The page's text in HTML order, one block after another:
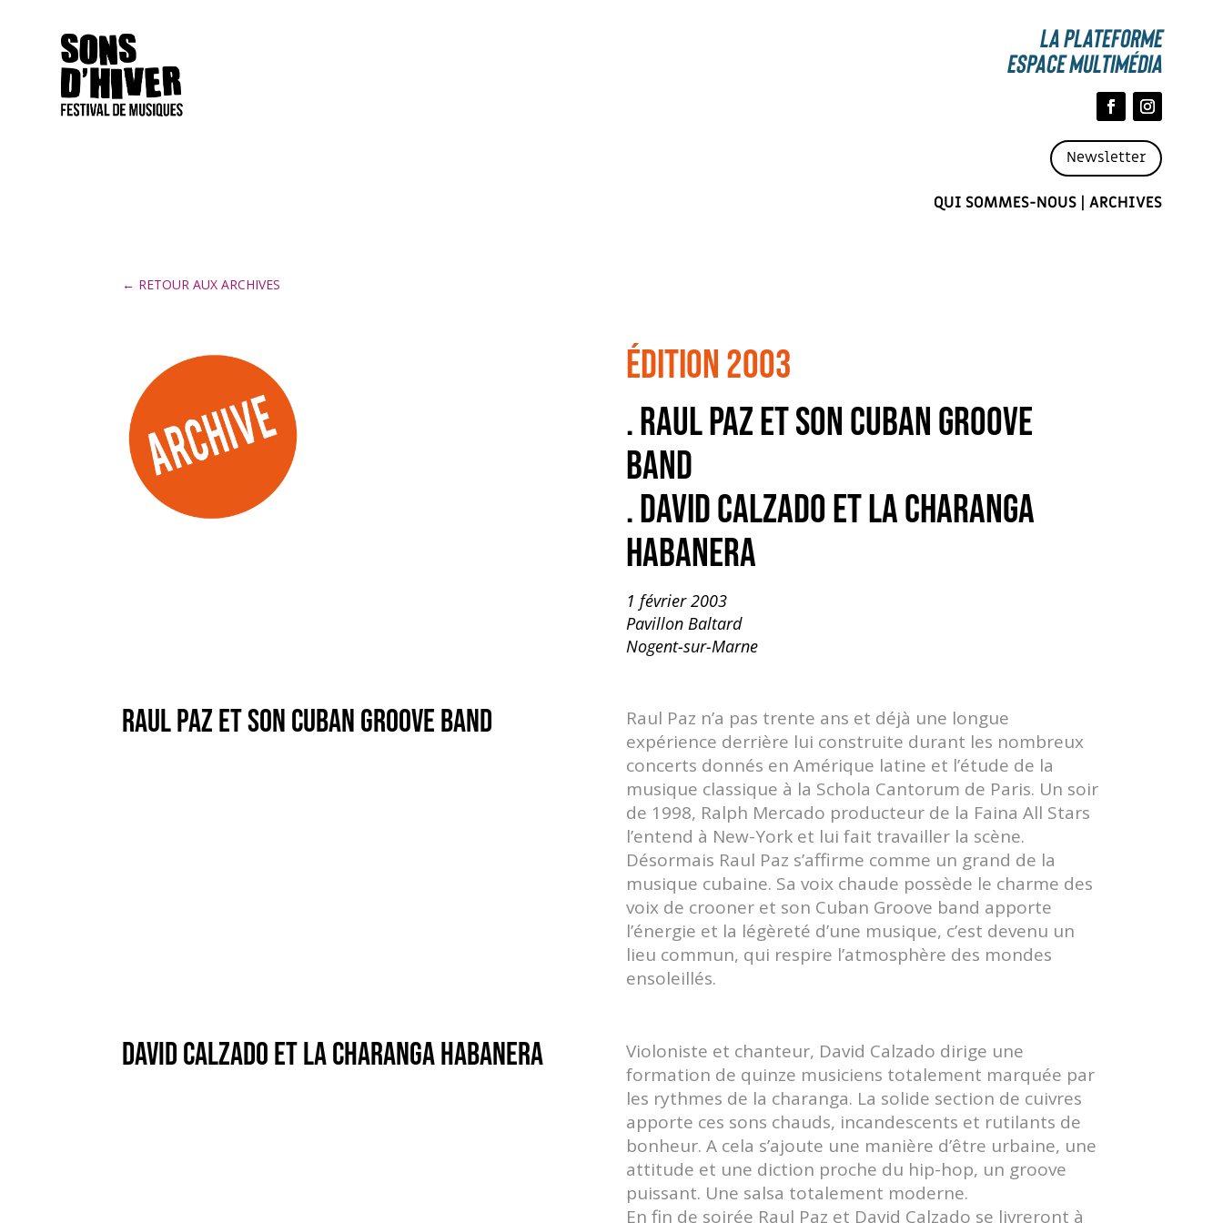
La Plateforme
espace multimédia
Newsletter
QUI SOMMES-NOUS| ARCHIVES
← RETOUR AUX ARCHIVES
édition 2003
. RAUL PAZ ET SON CUBAN GROOVE
BAND
. DAVID CALZADO ET LA CHARANGA
HABANERA
1 février 2003
Pavillon Baltard
Nogent-sur-Marne
RAUL PAZ ET SON CUBAN GROOVE BAND
Raul Paz n’a pas trente ans et déjà une longue
expérience derrière lui construite durant les nombreux
concerts donnés en Amérique latine et l’étude de la
musique classique à la Schola Cantorum de Paris. Un soir
de 1998, Ralph Mercado producteur de la Faina All Stars
l’entend à New-York et lui fait travailler la scène.
Désormais Raul Paz s’affirme comme un grand de la
musique cubaine. Sa voix chaude possède le charme des
voix de crooner et son Cuban Groove band apporte
l’énergie et la légèreté d’une musique, c’est devenu un
lieu commun, qui respire l’atmosphère des mondes
ensoleillés.
DAVID CALZADO ET LA CHARANGA HABANERA
Violoniste et chanteur, David Calzado dirige une
formation de quinze musiciens totalement marquée par
les rythmes de la charanga. La solide section de cuivres
apporte ces sons chauds, incandescents et rutilants de
bonheur. A cela s’ajoute une manière d’être urbaine, une
attitude et une diction proche du hip-hop, un groove
puissant. Une salsa totalement moderne.
En fin de soirée Raul Paz et David Calzado se livreront à